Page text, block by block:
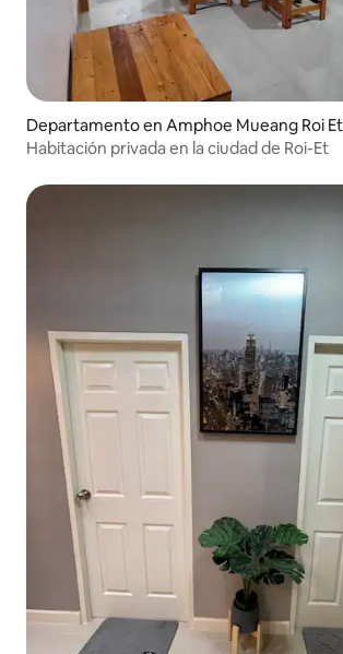
Departamento en Amphoe Mueang Roi Et
Habitación privada en la ciudad de Roi-Et